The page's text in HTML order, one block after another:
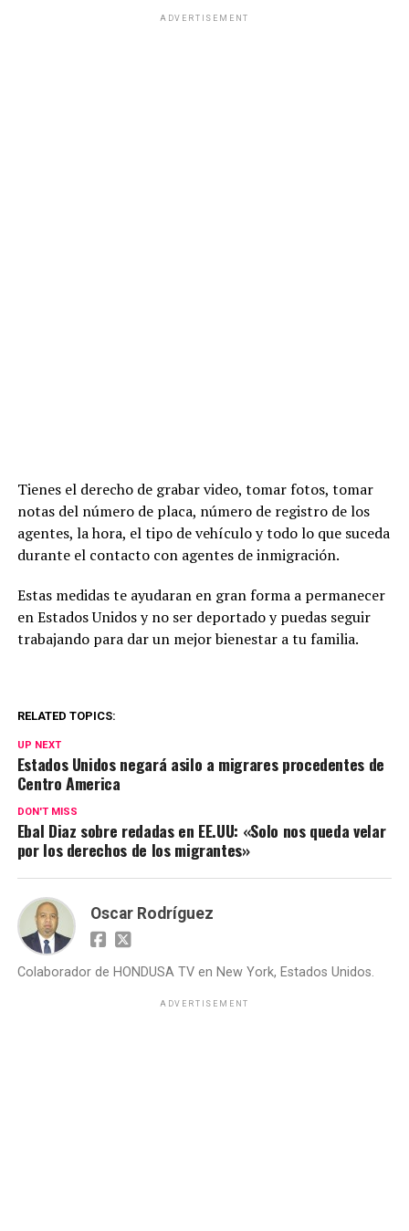
ADVERTISEMENT
Tienes el derecho de grabar video, tomar fotos, tomar
notas del número de placa, número de registro de los
agentes, la hora, el tipo de vehículo y todo lo que suceda
durante el contacto con agentes de inmigración.
Estas medidas te ayudaran en gran forma a permanecer
en Estados Unidos y no ser deportado y puedas seguir
trabajando para dar un mejor bienestar a tu familia.
RELATED TOPICS:
UP NEXT
Estados Unidos negará asilo a migrares procedentes de
Centro America
DON'T MISS
Ebal Diaz sobre redadas en EE.UU: «Solo nos queda velar
por los derechos de los migrantes»
Oscar Rodríguez
Colaborador de HONDUSA TV en New York, Estados Unidos.
ADVERTISEMENT